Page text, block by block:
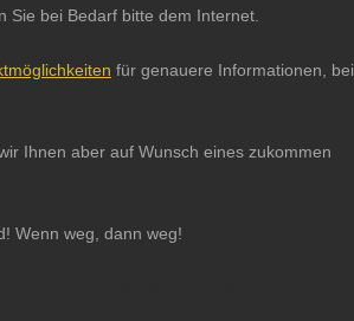
bei Bedarf bitte dem Internet.
für genauere Informationen, bei
Ihnen aber auf Wunsch eines zukommen
Wenn weg, dann weg!